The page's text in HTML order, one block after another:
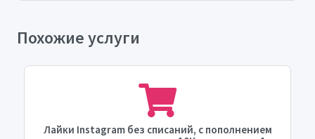
Похожие услуги
Лайки Instagram без списаний, с пополнением